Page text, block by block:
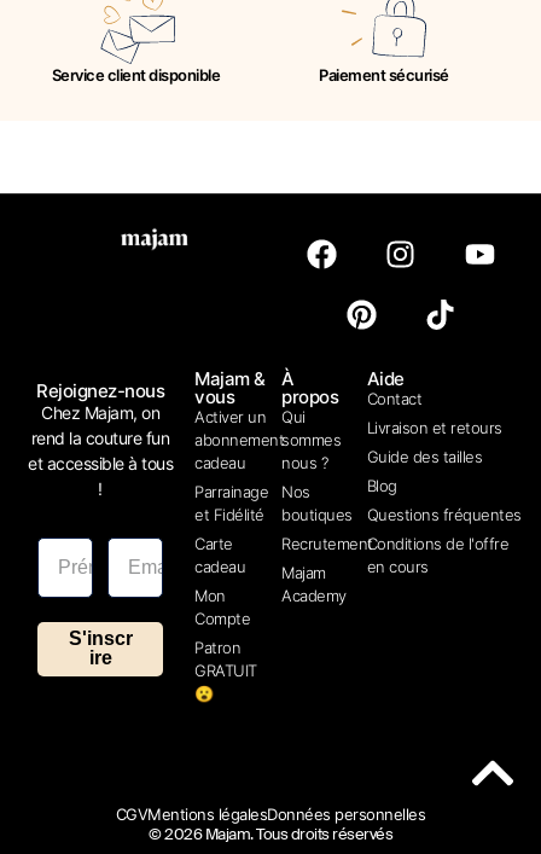
Service client disponible Paiement sécurisé
Aide
Contact
Livraison et retours
Guide des tailles
Blog
Questions fréquentes
Conditions de l'offre
en cours
À
propos
Qui
sommes
nous ?
Nos
boutiques
Recrutement
Majam
Academy
Majam &
vous
Activer un
abonnement
cadeau
Parrainage
et Fidélité
Carte
cadeau
Mon
Compte
Patron
GRATUIT
😮
Rejoignez-nous
Chez Majam, on
rend la couture fun
et accessible à tous
!
S'inscr
ire
© 2026 Majam. Tous droits réservés
CGVMentions légalesDonnées personnelles